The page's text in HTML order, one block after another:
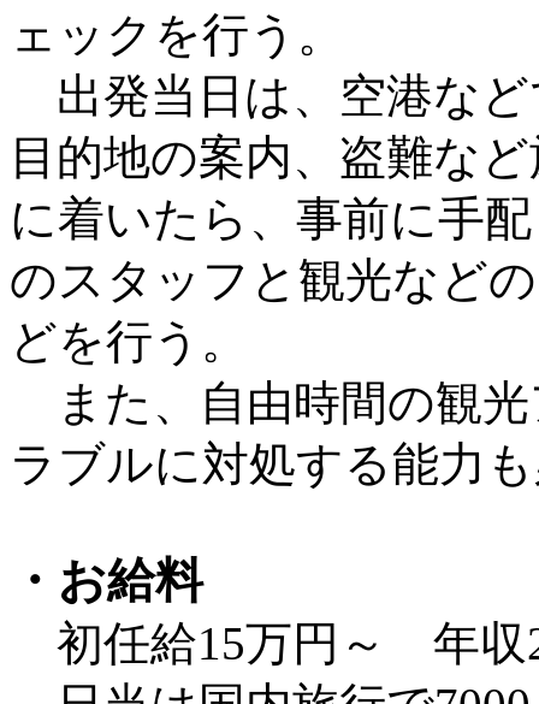
ェックを行う。
出発当日は、空港など
目的地の案内、盗難な
に着いたら、事前に手
のスタッフと観光など
どを行う。
また、自由時間の観光
ラブルに対処する能力
・お給料
初任給15万円～ 年収